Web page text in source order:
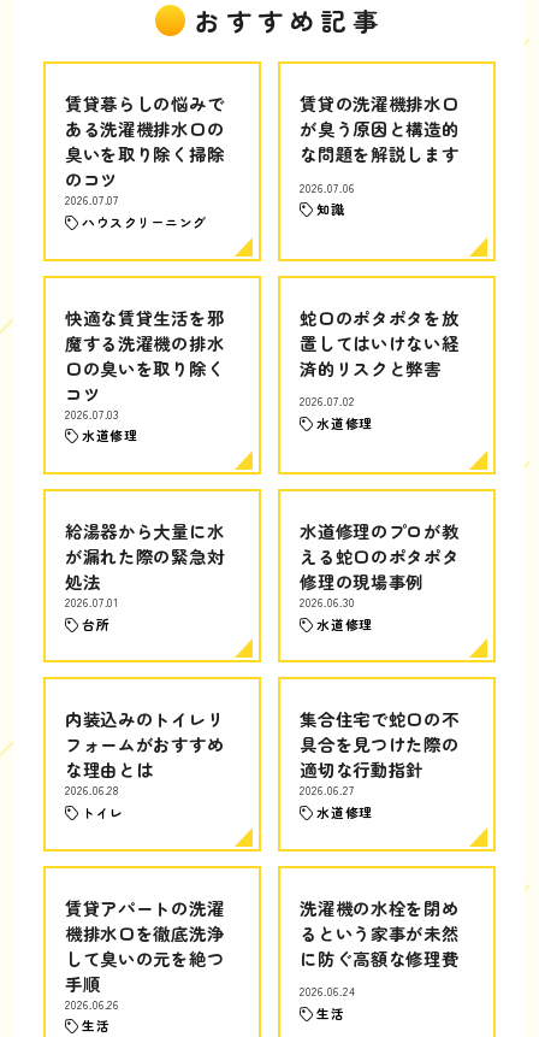
おすすめ記事
賃貸暮らしの悩みで
ある洗濯機排水口の
臭いを取り除く掃除
のコツ
2026.07.07
ハウスクリーニング
賃貸の洗濯機排水口
が臭う原因と構造的
な問題を解説します
2026.07.06
知識
快適な賃貸生活を邪
魔する洗濯機の排水
口の臭いを取り除く
コツ
2026.07.03
水道修理
蛇口のポタポタを放
置してはいけない経
済的リスクと弊害
2026.07.02
水道修理
給湯器から大量に水
が漏れた際の緊急対
処法
2026.07.01
台所
水道修理のプロが教
える蛇口のポタポタ
修理の現場事例
2026.06.30
水道修理
内装込みのトイレリ
フォームがおすすめ
な理由とは
2026.06.28
トイレ
集合住宅で蛇口の不
具合を見つけた際の
適切な行動指針
2026.06.27
水道修理
賃貸アパートの洗濯
機排水口を徹底洗浄
して臭いの元を絶つ
手順
2026.06.26
生活
洗濯機の水栓を閉め
るという家事が未然
に防ぐ高額な修理費
2026.06.24
生活